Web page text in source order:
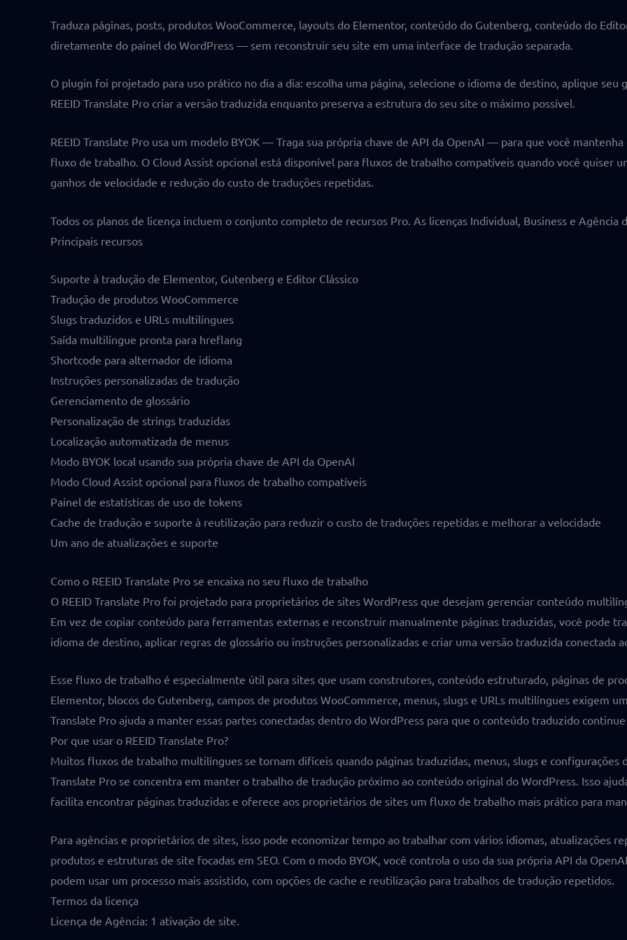
Traduza páginas, posts, produtos WooCommerce, layouts do Elementor, conteúdo do Gutenberg, conteúdo do
diretamente do painel do WordPress — sem reconstruir seu site em uma interface de tradução separada.
O plugin foi projetado para uso prático no dia a dia: escolha uma página, selecione o idioma de destino, aplique seu
REEID Translate Pro criar a versão traduzida enquanto preserva a estrutura do seu site o máximo possível.
REEID Translate Pro usa um modelo BYOK — Traga sua própria chave de API da OpenAI — para que você
fluxo de trabalho. O Cloud Assist opcional está disponível para fluxos de trabalho compatíveis quando você quiser
ganhos de velocidade e redução do custo de traduções repetidas.
Todos os planos de licença incluem o conjunto completo de recursos Pro. As licenças Individual, Business e
Principais recursos
Suporte à tradução de Elementor, Gutenberg e Editor Clássico
Tradução de produtos WooCommerce
Slugs traduzidos e URLs multilíngues
Saída multilíngue pronta para hreflang
Shortcode para alternador de idioma
Instruções personalizadas de tradução
Gerenciamento de glossário
Personalização de strings traduzidas
Localização automatizada de menus
Modo BYOK local usando sua própria chave de API da OpenAI
Modo Cloud Assist opcional para fluxos de trabalho compatíveis
Painel de estatísticas de uso de tokens
Cache de tradução e suporte à reutilização para reduzir o custo de traduções repetidas e melhorar a velocidade
Um ano de atualizações e suporte
Como o REEID Translate Pro se encaixa no seu fluxo de trabalho
O REEID Translate Pro foi projetado para proprietários de sites WordPress que desejam gerenciar conteúdo
Em vez de copiar conteúdo para ferramentas externas e reconstruir manualmente páginas traduzidas, você pode
idioma de destino, aplicar regras de glossário ou instruções personalizadas e criar uma versão traduzida conectada
Esse fluxo de trabalho é especialmente útil para sites que usam construtores, conteúdo estruturado, páginas de
Elementor, blocos do Gutenberg, campos de produtos WooCommerce, menus, slugs e URLs multilíngues exigem
Translate Pro ajuda a manter essas partes conectadas dentro do WordPress para que o conteúdo traduzido
Por que usar o REEID Translate Pro?
Muitos fluxos de trabalho multilíngues se tornam difíceis quando páginas traduzidas, menus, slugs e configurações
Translate Pro se concentra em manter o trabalho de tradução próximo ao conteúdo original do WordPress. Isso
facilita encontrar páginas traduzidas e oferece aos proprietários de sites um fluxo de trabalho mais prático para
Para agências e proprietários de sites, isso pode economizar tempo ao trabalhar com vários idiomas, atualizações
produtos e estruturas de site focadas em SEO. Com o modo BYOK, você controla o uso da sua própria API da
podem usar um processo mais assistido, com opções de cache e reutilização para trabalhos de tradução repetidos.
Termos da licença
Licença de Agência: 1 ativação de site.